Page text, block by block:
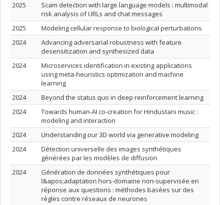
2025
Scam detection with large language models : multimodal
risk analysis of URLs and chat messages
2025
Modeling cellular response to biological perturbations
2024
Advancing adversarial robustness with feature
desensitization and synthesized data
2024
Microservices identification in existing applications
using meta-heuristics optimization and machine
learning
2024
Beyond the status quo in deep reinforcement learning
2024
Towards human-AI co-creation for Hindustani music :
modeling and interaction
2024
Understanding our 3D world via generative modeling
2024
Détection universelle des images synthétiques
générées par les modèles de diffusion
2024
Génération de données synthétiques pour
l&apos;adaptation hors-domaine non-supervisée en
réponse aux questions : méthodes basées sur des
règles contre réseaux de neurones